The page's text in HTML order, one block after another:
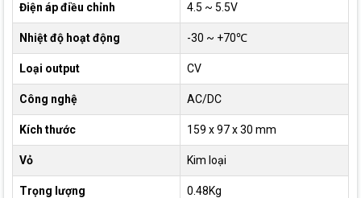
Điện áp điều chỉnh 4.5 ~ 5.5V
Nhiệt độ hoạt động -30 ~ +70℃
Loại output CV
Công nghệ AC/DC
Kích thước 159 x 97 x 30 mm
Vỏ Kim loại
Trọng lượng 0.48Kg